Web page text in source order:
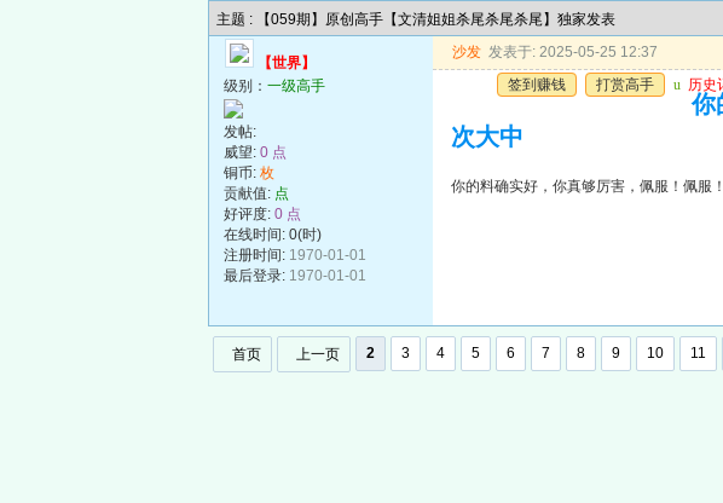
主题 : 【059期】原创高手【文清姐姐杀尾杀尾杀尾】独家发表
【世界】
级别： 一级高手
发帖:
威望: 0 点
铜币: 枚
贡献值: 点
好评度: 0 点
在线时间: 0(时)
注册时间: 1970-01-01
最后登录: 1970-01-01
沙发 发表于: 2025-05-25 12:37
签到赚钱
打赏高手 u 历史
你
次大中
你的料确实好，你真够厉害，佩服！佩服
首页 上一页 2 3 4 5 6 7 8 9 10 11